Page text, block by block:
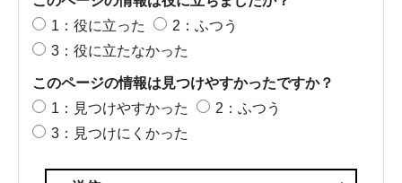
1：役に立った
2：ふつう
3：役に立たなかった
このページの情報は見つけやすかったですか？
1：見つけやすかった
2：ふつう
3：見つけにくかった